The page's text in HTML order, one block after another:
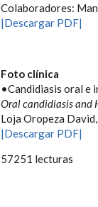
Colaboradores:
|Descargar PDF|
Foto clínica
•Candidiasis oral e
Oral candidiasis and
Loja Oropeza
|Descargar PDF|
57251 lecturas